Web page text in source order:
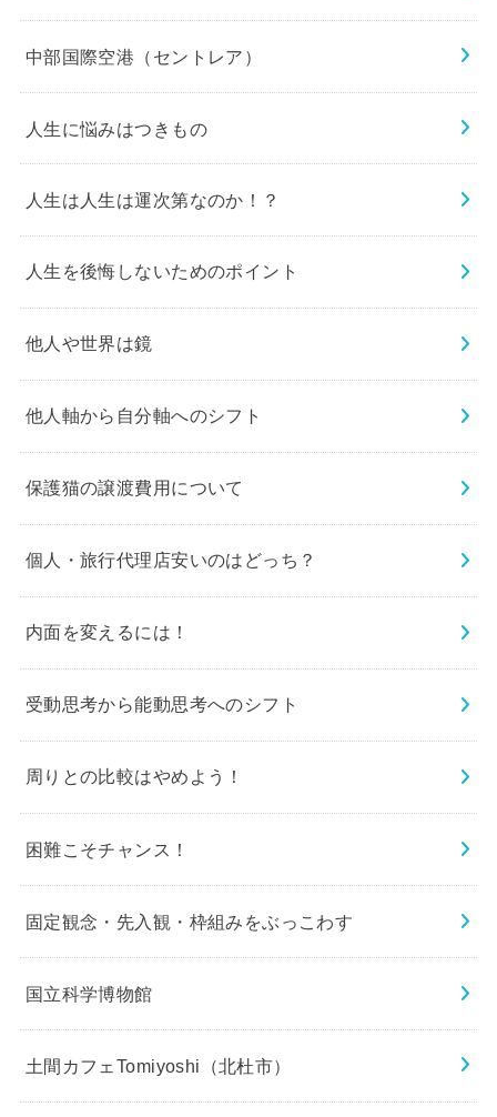
中部国際空港（セントレア）
人生に悩みはつきもの
人生は人生は運次第なのか！？
人生を後悔しないためのポイント
他人や世界は鏡
他人軸から自分軸へのシフト
保護猫の譲渡費用について
個人・旅行代理店安いのはどっち？
内面を変えるには！
受動思考から能動思考へのシフト
周りとの比較はやめよう！
困難こそチャンス！
固定観念・先入観・枠組みをぶっこわす
国立科学博物館
土間カフェTomiyoshi（北杜市）